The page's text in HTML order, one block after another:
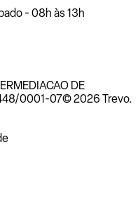
- 08h às 13h
DE
0001-07© 2026 Trevo.